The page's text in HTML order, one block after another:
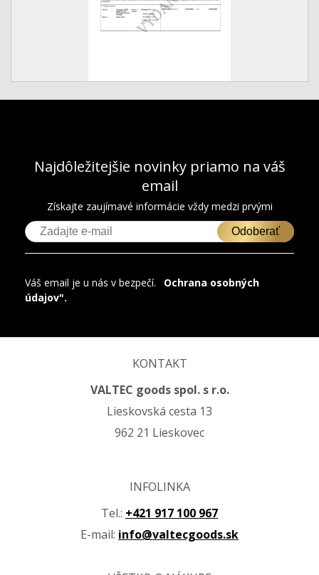
Najdôležitejšie novinky priamo na váš
email
Získajte zaujímavé informácie vždy medzi prvými
Odoberať
Váš email je u nás v bezpečí.
Ochrana osobných
údajov".
KONTAKT
VALTEC goods spol. s r.o.
Lieskovská cesta 13
962 21 Lieskovec
INFOLINKA
Tel.: +421 917 100 967
E-mail: info@valtecgoods.sk